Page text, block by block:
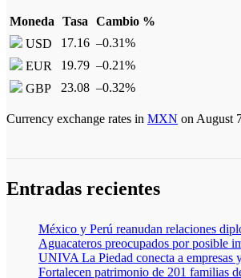
Moneda Tasa
Cambio %
USD
17.16 –0.31%
EUR
19.79 –0.21%
GBP
23.08 –0.32%
Currency exchange rates in MXN on August
Entradas recientes
México y Perú reanudan relaciones
Aguacateros preocupados por posible
UNIVA La Piedad conecta a empresas
Fortalecen patrimonio de 201 familias